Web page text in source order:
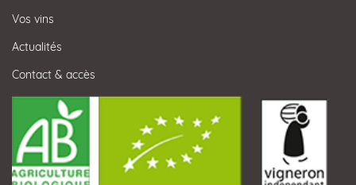
Vos vins
Actualités
Contact & accès